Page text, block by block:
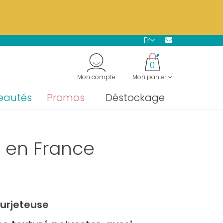
fr
Mon panier
0
Mon compte
Promos Déstockage
France